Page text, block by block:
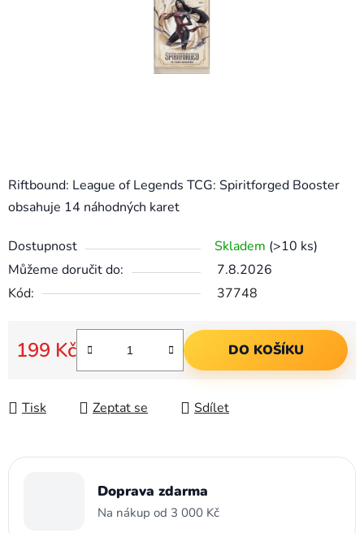
Riftbound: League of Legends TCG: Spiritforged Booster
obsahuje 14 náhodných karet
Dostupnost Skladem (>10 ks)
Můžeme doručit do:
7.8.2026
Kód:
37748
199 Kč
Měrná cena:
DO KOŠÍKU
Tisk Zeptat se Sdílet
Doprava zdarma
Na nákup od 3 000 Kč